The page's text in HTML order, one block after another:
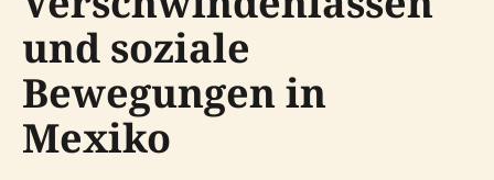
und soziale
Bewegungen in
Mexiko